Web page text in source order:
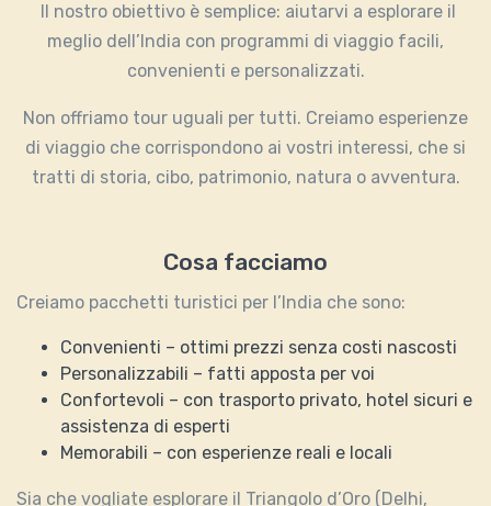
Il nostro obiettivo è semplice: aiutarvi a esplorare il
meglio dell’India con programmi di viaggio facili,
convenienti e personalizzati.
Non offriamo tour uguali per tutti. Creiamo esperienze
di viaggio che corrispondono ai vostri interessi, che si
tratti di storia, cibo, patrimonio, natura o avventura.
Cosa facciamo
Creiamo pacchetti turistici per l’India che sono:
Convenienti – ottimi prezzi senza costi nascosti
Personalizzabili – fatti apposta per voi
Confortevoli – con trasporto privato, hotel sicuri e
assistenza di esperti
Memorabili – con esperienze reali e locali
Sia che vogliate esplorare il Triangolo d’Oro (Delhi,